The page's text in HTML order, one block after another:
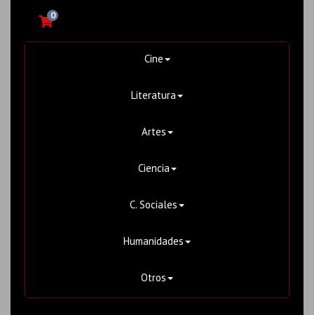
0
Cine
Literatura
Artes
Ciencia
C. Sociales
Humanidades
Otros